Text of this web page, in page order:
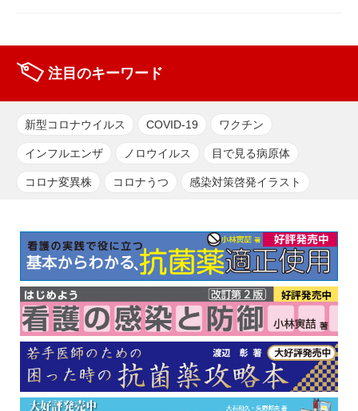
注目のキーワード
新型コロナウイルス COVID-19 ワクチン
インフルエンザ ノロウイルス 目で見る病原体
コロナ変異株 コロナうつ 感染対策啓発イラスト